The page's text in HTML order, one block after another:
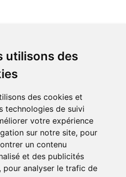
utilisons des
des cookies et
technologies de suivi
votre expérience
sur notre site, pour
un contenu
et des publicités
pour analyser le trafic de
chercher votre commande à Amiens
(Fachon) ou recevez-là rapidement
sociaux